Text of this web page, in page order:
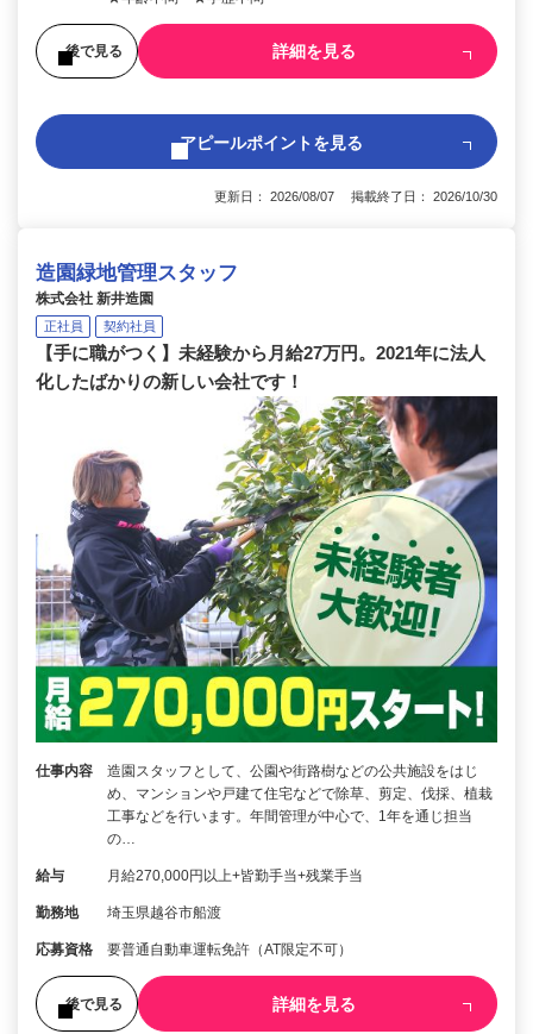
後で見る 詳細を見る
アピールポイントを見る
更新日： 2026/08/07 掲載終了日： 2026/10/30
造園緑地管理スタッフ
株式会社 新井造園
正社員 契約社員
【手に職がつく】未経験から月給27万円。2021年に法人
化したばかりの新しい会社です！
仕事内容
造園スタッフとして、公園や街路樹などの公共施設をはじ
め、マンションや戸建て住宅などで除草、剪定、伐採、植栽
工事などを行います。年間管理が中心で、1年を通じ担当
の…
給与 月給270,000円以上+皆勤手当+残業手当
勤務地 埼玉県越谷市船渡
応募資格 要普通自動車運転免許（AT限定不可）
後で見る 詳細を見る